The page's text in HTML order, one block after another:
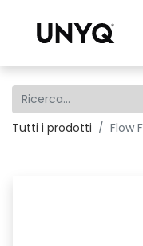
Tutti i prodotti Flow